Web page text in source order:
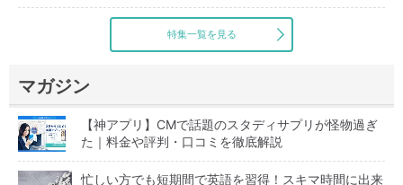
特集一覧を見る
マガジン
【神アプリ】CMで話題のスタディサプリが怪物過ぎ
た｜料金や評判・口コミを徹底解説
忙しい方でも短期間で英語を習得！スキマ時間に出来